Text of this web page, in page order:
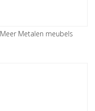
Meer Metalen meubels